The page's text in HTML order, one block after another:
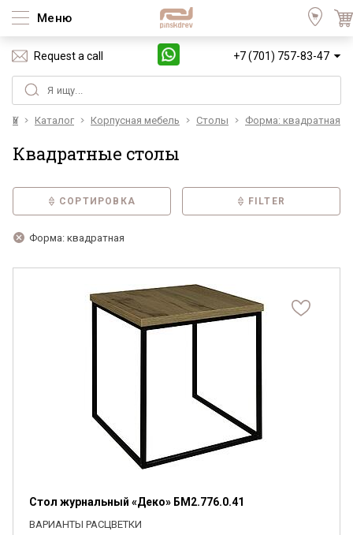
Меню
Request a call +7 (701) 757-83-47
Үй Каталог Корпусная мебель Столы Форма: квадратная
Квадратные столы
СОРТИРОВКА FILTER
Форма: квадратная
Стол журнальный «Деко» БМ2.776.0.41
ВАРИАНТЫ РАСЦВЕТКИ